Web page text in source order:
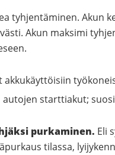
tyhjentäminen. Akun
Akun maksimi
akkukäyttöisiin
autojen starttiakut;
purkaminen. Eli
tilassa,